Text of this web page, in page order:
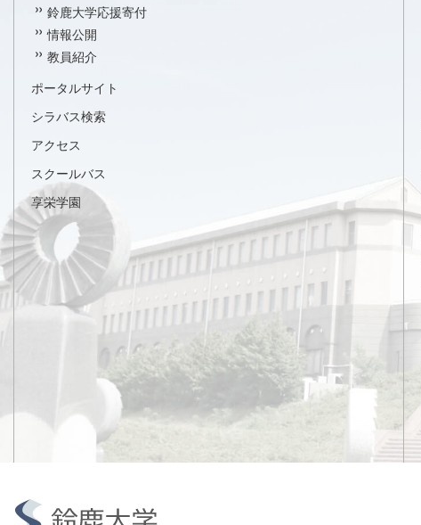
鈴鹿大学応援寄付
情報公開
教員紹介
ポータルサイト
シラバス検索
アクセス
スクールバス
享栄学園